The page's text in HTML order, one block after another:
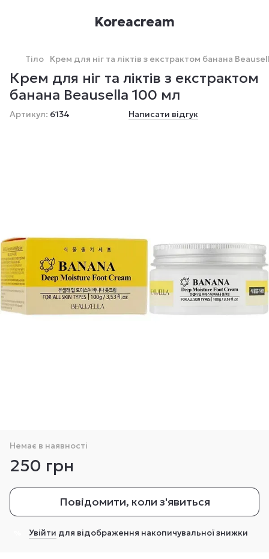
Koreacream
Тіло Крем для ніг та ліктів з екстрактом банана
Крем для ніг та ліктів з екстрактом
банана Beausella 100 мл
Артикул: 6134 Написати відгук
Немає в наявності
250 грн
Повідомити, коли з'явиться
Увійти для відображення накопичувальної знижки